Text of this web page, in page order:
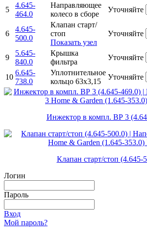
5
4.645-
464.0
Направляющее
колесо в сборе
Уточняйте
6
4.645-
500.0
Клапан старт/
стоп
Показать узел
Уточняйте
9
5.645-
840.0
Крышка
фильтра
Уточняйте
10
6.645-
738.0
Уплотнительное
кольцо 63x3,15
Уточняйте
Инжектор в компл. ВР 3
Клапан старт/стоп (4.645-
Логин
Пароль
Вход
Мой пароль?